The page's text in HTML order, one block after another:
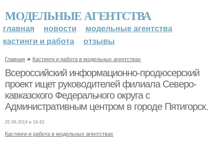
МОДЕЛЬНЫЕ АГЕНТСТВА
главная новости
модельные агентства
кастинги и работа
отзывы
Главная » Кастинги и работа в модельных агентствах
Всероссийский информационно-продюсерский
проект ищет руководителей филиала Северо-
кавказского Федерального округа с
Административным центром в городе Пятигорск.
25.08.2014 в 16:43
Кастинги и работа в модельных агентствах